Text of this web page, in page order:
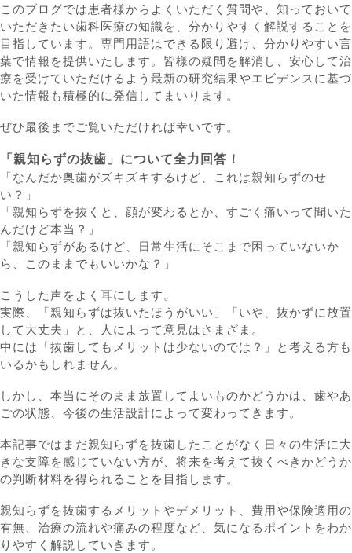
このブログでは患者様からよくいただく質問や、知っておいて
いただきたい歯科医療の知識を、分かりやすく解説することを
目指しています。専門用語はできる限り避け、分かりやすい言
葉で情報を提供いたします。皆様の疑問を解消し、安心して治
療を受けていただけるよう最新の研究結果やエビデンスに基づ
いた情報も積極的に発信してまいります。
ぜひ最後までご覧いただければ幸いです。
「親知らずの抜歯」について全力回答！
「なんだか奥歯がズキズキするけど、これは親知らずのせ
い？」
「親知らずを抜くと、顔が変わるとか、すごく痛いって聞いた
んだけど本当？」
「親知らずがあるけど、日常生活にそこまで困っていないか
ら、このままでもいいかな？」
こうした声をよく耳にします。
実際、
「親知らずは抜いたほうがいい」「いや、抜かずに放置
して大丈夫」
と、人によって意見はさまざま。
中には 「抜歯してもメリットは少ないのでは？」
と考える方も
いるかもしれません。
しかし、本当にそのまま放置してよいものかどうかは、 歯やあ
ごの状態、今後の生活設計によって変わってきます。
本記事ではまだ親知らずを抜歯したことがなく日々の生活に大
きな支障を感じていない方が、 将来を考えて抜くべきかどうか
の判断材料を得られることを目指します。
親知らずを抜歯するメリットやデメリット、費用や保険適用の
有無、治療の流れや痛みの程度など、気になるポイントをわか
りやすく解説していきます。